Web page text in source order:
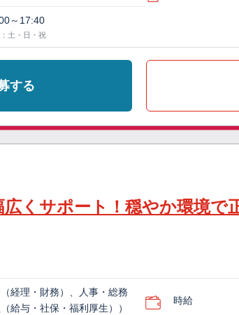
～17:40
土・日・祝
する
くサポート！穏やか環境で
経理・財務）、人事・総務
（給与・社保・福利厚生））
時給